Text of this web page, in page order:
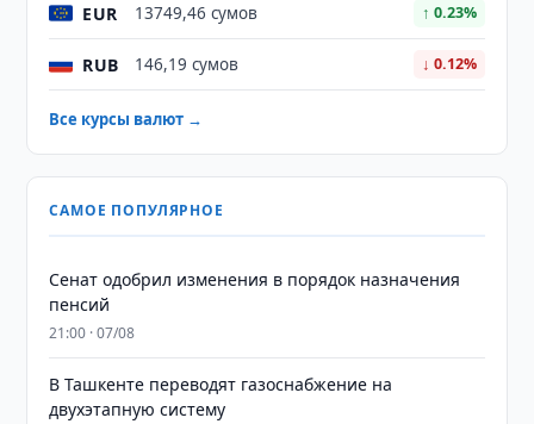
EUR 13749,46 сумов ↑ 0.23%
RUB 146,19 сумов ↓ 0.12%
Все курсы валют →
САМОЕ ПОПУЛЯРНОЕ
Сенат одобрил изменения в порядок назначения
пенсий
21:00 · 07/08
В Ташкенте переводят газоснабжение на
двухэтапную систему